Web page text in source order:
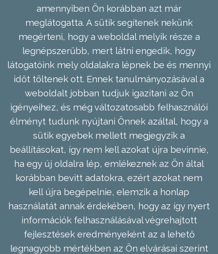
amennyiben Ön korábban azt már
meglátogatta. A sütik segítenek nekünk
megérteni, hogy a weboldal melyik része a
legnépszerűbb, mert látni engedik, hogy
látogatóink mely oldalakra lépnek be és mennyi
időt töltenek ott. Ennek tanulmányozásával a
weboldalt jobban tudjuk igazítani az Ön
igényeihez, és még változatosabb felhasználói
élményt tudunk nyújtani Önnek azáltal, hogy a
sütik egyebek mellett megjegyzik a
beállításokat, így nem kell azokat újra bevinnie,
ha egy új oldalra lép, emlékeznek az Ön által
korábban bevitt adatokra, ezért azokat nem
kell újra begépelnie, elemzik a honlap
használatát annak érdekében, hogy az így nyert
információk felhasználásával végrehajtott
fejlesztések eredményeként az a lehető
legnagyobb mértékben az Ön elvárásai szerint